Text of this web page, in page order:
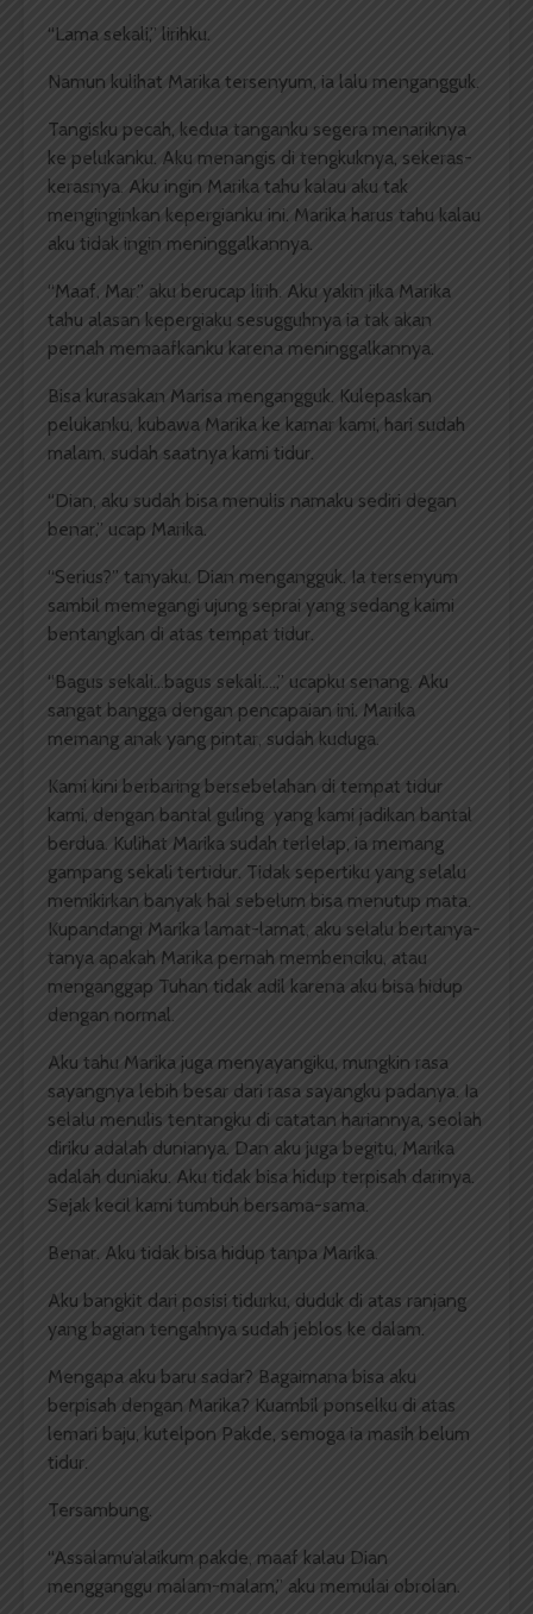
“Lama sekali,” lirihku.
Namun kulihat Marika tersenyum, ia lalu mengangguk.
Tangisku pecah, kedua tanganku segera menariknya
ke pelukanku. Aku menangis di tengkuknya, sekeras-
kerasnya. Aku ingin Marika tahu kalau aku tak
menginginkan kepergianku ini. Marika harus tahu kalau
aku tidak ingin meninggalkannya.
“Maaf, Mar.” aku berucap lirih. Aku yakin jika Marika
tahu alasan kepergiaku sesugguhnya ia tak akan
pernah memaafkanku karena meninggalkannya.
Bisa kurasakan Marisa mengangguk. Kulepaskan
pelukanku, kubawa Marika ke kamar kami, hari sudah
malam, sudah saatnya kami tidur.
“Dian, aku sudah bisa menulis namaku sediri degan
benar,” ucap Marika.
“Serius?” tanyaku. Dian mengangguk. Ia tersenyum
sambil memegangi ujung seprai yang sedang kaimi
bentangkan di atas tempat tidur.
“Bagus sekali…bagus sekali….,” ucapku senang. Aku
sangat bangga dengan pencapaian ini. Marika
memang anak yang pintar, sudah kuduga.
Kami kini berbaring bersebelahan di tempat tidur
kami, dengan bantal guling yang kami jadikan bantal
berdua. Kulihat Marika sudah terlelap, ia memang
gampang sekali tertidur. Tidak sepertiku yang selalu
memikirkan banyak hal sebelum bisa menutup mata.
Kupandangi Marika lamat-lamat, aku selalu bertanya-
tanya apakah Marika pernah membenciku, atau
menganggap Tuhan tidak adil karena aku bisa hidup
dengan normal.
Aku tahu Marika juga menyayangiku, mungkin rasa
sayangnya lebih besar dari rasa sayangku padanya. Ia
selalu menulis tentangku di catatan hariannya, seolah
diriku adalah dunianya. Dan aku juga begitu, Marika
adalah duniaku. Aku tidak bisa hidup terpisah darinya.
Sejak kecil kami tumbuh bersama-sama.
Benar. Aku tidak bisa hidup tanpa Marika.
Aku bangkit dari posisi tidurku, duduk di atas ranjang
yang bagian tengahnya sudah jeblos ke dalam.
Mengapa aku baru sadar? Bagaimana bisa aku
berpisah dengan Marika? Kuambil ponselku di atas
lemari baju, kutelpon Pakde, semoga ia masih belum
tidur.
Tersambung.
“Assalamu’alaikum pakde, maaf kalau Dian
mengganggu malam-malam,” aku memulai obrolan.